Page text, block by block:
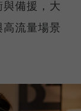
備援，大
流量場景